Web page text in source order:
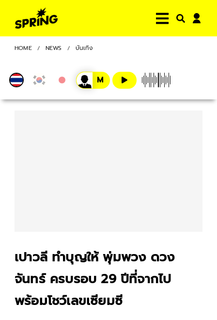
HOME NEWS บันเทิง
เปาวลี ทำบุญให้ พุ่มพวง ดวง
จันทร์ ครบรอบ 29 ปีที่จากไป
พร้อมโชว์เลขเซียมซี